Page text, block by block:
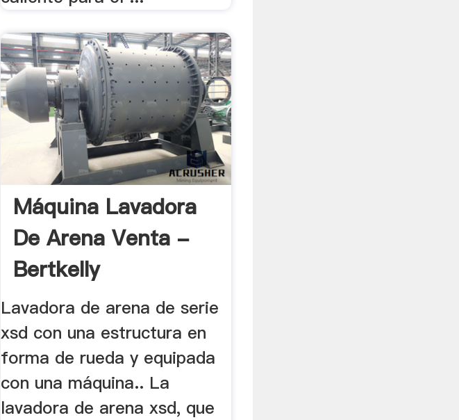
Máquina Lavadora
De Arena Venta -
Bertkelly
Lavadora de arena de serie
xsd con una estructura en
forma de rueda y equipada
con una máquina.. La
lavadora de arena xsd, que